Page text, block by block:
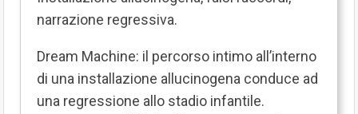
narrazione regressiva.
Dream Machine: il percorso intimo all’interno
di una installazione allucinogena conduce ad
una regressione allo stadio infantile.